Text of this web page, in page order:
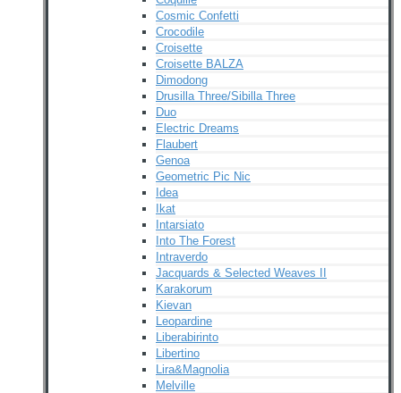
Cosmic Confetti
Crocodile
Croisette
Croisette BALZA
Dimodong
Drusilla Three/Sibilla Three
Duo
Electric Dreams
Flaubert
Genoa
Geometric Pic Nic
Idea
Ikat
Intarsiato
Into The Forest
Intraverdo
Jacquards & Selected Weaves II
Karakorum
Kievan
Leopardine
Liberabirinto
Libertino
Lira&Magnolia
Melville